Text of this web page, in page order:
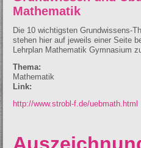
Mathematik
Die 10 wichtigsten Grundwissens-
stehen hier auf jeweils einer Seite
Lehrplan Mathematik Gymnasium
Thema:
Mathematik
Link:
http://www.strobl-f.de/uebmath.html